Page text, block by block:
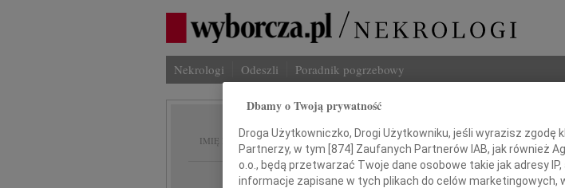
Nekrologi Odeszli Poradnik pogrzebowy
IMIĘ I NAZWISKO: Władysław Bogdan Sztyber
REGION: Bydgoszcz
Dbamy o Twoją prywatność
Droga Użytkowniczko, Drogi Użytkowniku, jeśli wyrazisz zgodę
Partnerzy, w tym [874] Zaufanych Partnerów IAB, jak również
o.o., będą przetwarzać Twoje dane osobowe takie jak adresy
informacje zapisane w tych plikach do celów